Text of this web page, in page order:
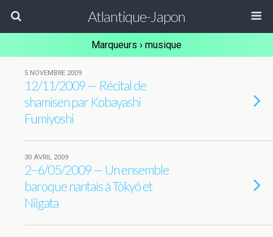
Atlantique-Japon
Marqueurs › musique
5 NOVEMBRE 2009
12/​11/​2009 — Récital de
shamisen par Kobayashi
Fumiyoshi
30 AVRIL 2009
2–6/05/2009 — Un ensemble
baroque nantais à Tôkyô et
Niigata